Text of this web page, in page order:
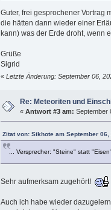
Guter, frei gesprochener Vortrag
die hätten dann wieder einer
kann) was der Erde droht, wenn
Grüße
Sigrid
« Letzte Änderung: September 06,
Re: Meteoriten und
« Antwort #3 am: September
Zitat von: Sikhote am September
... Versprecher: "Steine" statt "Eisen"
Sehr aufmerksam zugehört!
Auch ich habe wieder